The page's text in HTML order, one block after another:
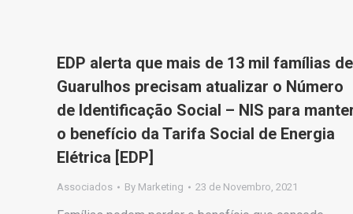
EDP alerta que mais de 13 mil famílias de
Guarulhos precisam atualizar o Número
de Identificação Social – NIS para
o benefício da Tarifa Social de Energia
Elétrica [EDP]
Associados By Marketing 23 de Novembro, 2021